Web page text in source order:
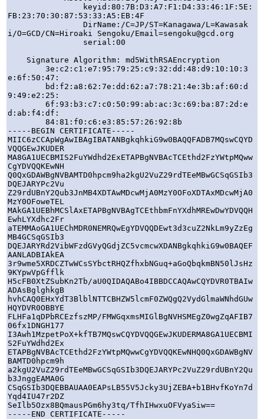
FB:23:70:30:87:53:33:A5:EB:4F
i/O=GCD/CN=Hiroaki Sengoku/Email=sengoku@gcd.org
e:6f:50:47:
9:49:e2:25:
d:ab:f4:df:
-----BEGIN CERTIFICATE-----
MIIC6zCCApWgAwIBAgIBATANBgkqhkiG9w0BAQQFADB7MQswCQYD
VQQGEwJKUDER
MA8GA1UECBMIS2FuYWdhd2ExETAPBgNVBAcTCEthd2FzYWtpMQww
CgYDVQQKEwNH
Q0QxGDAWBgNVBAMTD0hpcm9ha2kgU2VuZ29rdTEeMBwGCSqGSIb3
DQEJARYPc2Vu
Z29rdUBnY2Qub3JnMB4XDTAwMDcwMjA0MzY0OFoXDTAxMDcwMjA0
MzY0OFoweTEL
MAkGA1UEBhMCSlAxETAPBgNVBAgTCEthbmFnYXdhMREwDwYDVQQH
EwhLYXdhc2Fr
aTEMMAoGA1UEChMDR0NEMRQwEgYDVQQDEwt3d3cuZ2NkLm9yZzEg
MB4GCSqGSIb3
DQEJARYRd2VibWFzdGVyQGdjZC5vcmcwXDANBgkqhkiG9w0BAQEF
AANLADBIAkEA
3r9wme5XRDCZTwWCsSYbctRHQZfhxbNGuq+aGoQbqkmBN50lJsHz
9KYpwVpGfflk
H5cFB0XtZSubKn2Tb/aU0QIDAQABo4IBBDCCAQAwCQYDVR0TBAIw
ADAsBglghkgB
hvhCAQ0EHxYdT3BlblNTTCBHZW5lcmF0ZWQgQ2VydGlmaWNhdGUw
HQYDVR0OBBYE
FLHFa1qDPbRCEzfszMP/FMWGqxmsMIGlBgNVHSMEgZ0wgZqAFIB7
06fx1DNGH177
I3Awh1MzpetPoX+kfTB7MQswCQYDVQQGEwJKUDERMA8GA1UECBMI
S2FuYWdhd2Ex
ETAPBgNVBAcTCEthd2FzYWtpMQwwCgYDVQQKEwNHQ0QxGDAWBgNV
BAMTD0hpcm9h
a2kgU2VuZ29rdTEeMBwGCSqGSIb3DQEJARYPc2VuZ29rdUBnY2Qu
b3JnggEAMA0G
CSqGSIb3DQEBBAUAA0EAPsLB55V5Jcky3UjZEBA+b1BHvfKoYn7d
Yqd4IU47r2DZ
SeIlb5Ozx8BQmausPGm6hy3tq/TfhIHwxuOFVyaSiw==
-----END CERTIFICATE-----